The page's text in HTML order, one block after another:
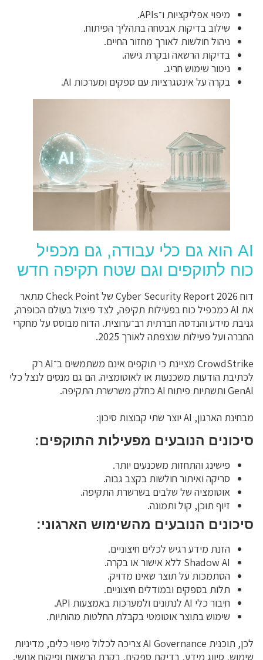
מיפוי אפליקציות ו־APIs.
שילוב בדיקות אבטחה בתהליך הפיתוח.
ניהול חולשות לאורך מחזור החיים.
בדיקות הרשאה ובקרת גישה.
ניטור שימוש חריג.
בקרה על אינטגרציות עם ספקים ומערכות AI.
AI הוא גם כלי עבודה, גם מכפיל
כוח לתוקפים וגם שטח תקיפה חדש
דוח Cyber Security Report 2026 של Check Point מתאר
את AI כמכפיל כוח בפעילות תקיפה, לצד פיצול בעולם הכופרה,
גניבת מידע והנדסה חברתית רב־ערוצית. הדוח מבוסס על מחקרי
החברה ועל פעילות שנצפתה לאורך 2025.
CrowdStrike מציינת כי תוקפים אינם משתמשים ב־AI רק
לכתיבת הודעות משכנעות או לאוטומציה. הם גם מנסים לנצל כלי
GenAI ותשתיות פיתוח AI כחלק משרשרת התקיפה.
מבחינת הארגון, AI יוצר שתי קבוצות סיכון:
סיכונים הנובעים מפעילות התוקפים:
פישינג והתחזות משכנעים יותר.
סריקה ואיתור חולשות בקצב גבוה.
אוטומציה של שלבים בשרשרת התקיפה.
זיוף תוכן, קול ותמונה.
סיכונים הנובעים מהשימוש הארגוני:
הזנת מידע רגיש לכלים חיצוניים.
Shadow AI ללא אישור או בקרה.
הסתמכות על תוצר שאינו מדויק.
תלות בספקים ובמודלים חיצוניים.
חיבור כלי AI לנתונים ולמערכות באמצעות API.
שימוש בתוצר אוטומטי בקבלת החלטות מהותיות.
לכן, תוכנית AI Governance צריכה לכלול מיפוי כלים, מדיניות
שימוש, סיווג מידע, בדיקת ספקים, בקרת הרשאות ופיקוח אנושי.